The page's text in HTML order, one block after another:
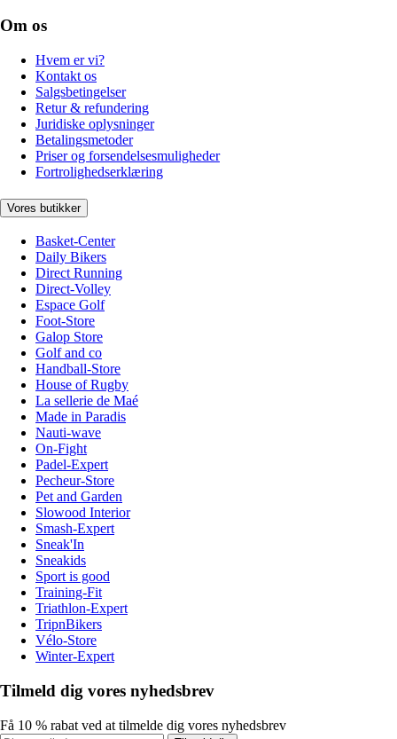
Om os
Hvem er vi?
Kontakt os
Salgsbetingelser
Retur & refundering
Juridiske oplysninger
Betalingsmetoder
Priser og forsendelsesmuligheder
Fortrolighedserklæring
Vores butikker
Basket-Center
Daily Bikers
Direct Running
Direct-Volley
Espace Golf
Foot-Store
Galop Store
Golf and co
Handball-Store
House of Rugby
La sellerie de Maé
Made in Paradis
Nauti-wave
On-Fight
Padel-Expert
Pecheur-Store
Pet and Garden
Slowood Interior
Smash-Expert
Sneak'In
Sneakids
Sport is good
Training-Fit
Triathlon-Expert
TripnBikers
Vélo-Store
Winter-Expert
Tilmeld dig vores nyhedsbrev
Få 10 % rabat ved at tilmelde dig vores nyhedsbrev